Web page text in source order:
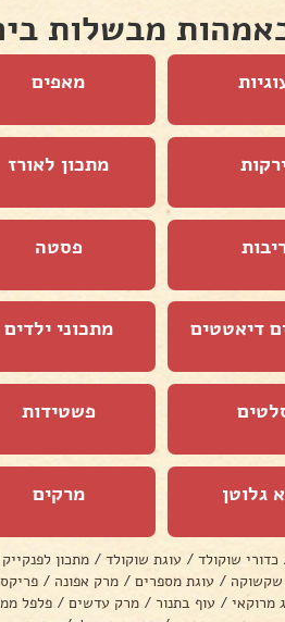
מבשלות
מאפים
מתכון לאורז
פסטה
דיאטטים מתכוני ילדים
פשטידות
גלוטן מרקים
כדורי שוקולד / עוגת שוקולד / מתכון לפנקייק
שקשוקה / עוגת מספרים / מרק אפונה /
מרוקאי / עוף בתנור / מרק עדשים / פלפל